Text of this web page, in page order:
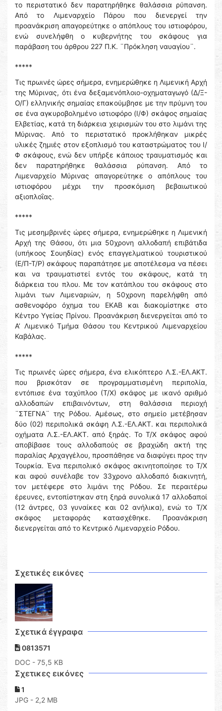
το περιστατικό δεν παρατηρήθηκε θαλάσσια ρύπανση.
Από το Λιμεναρχείο Πάρου που διενεργεί την
προανάκριση απαγορεύτηκε ο απόπλους του ιστιοφόρου,
ενώ συνελήφθη ο κυβερνήτης του σκάφους για
παράβαση του άρθρου 227 Π.Κ. ¨Πρόκληση ναυαγίου¨.
*****
Τις πρωινές ώρες σήμερα, ενημερώθηκε η Λιμενική Αρχή
της Μύρινας, ότι ένα δεξαμενόπλοιο-οχηματαγωγό (Δ/Ξ-
Ο/Γ) ελληνικής σημαίας επακούμβησε με την πρύμνη του
σε ένα αγκυροβολημένο ιστιοφόρο (Ι/Φ) σκάφος σημαίας
Ελβετίας, κατά τη διάρκεια χειρισμών του στο λιμάνι της
Μύρινας. Από το περιστατικό προκλήθηκαν μικρές
υλικές ζημιές στον εξοπλισμό του καταστρώματος του Ι/
Φ σκάφους, ενώ δεν υπήρξε κάποιος τραυματισμός και
δεν παρατηρήθηκε θαλάσσια ρύπανση. Από το
Λιμεναρχείο Μύρινας απαγορεύτηκε ο απόπλους του
ιστιοφόρου μέχρι την προσκόμιση βεβαιωτικού
αξιοπλοΐας.
*****
Τις μεσημβρινές ώρες σήμερα, ενημερώθηκε η Λιμενική
Αρχή της Θάσου, ότι μια 50χρονη αλλοδαπή επιβάτιδα
(υπήκοος Σουηδίας) ενός επαγγελματικού τουριστικού
(Ε/Π-Τ/Ρ) σκάφους παραπάτησε με αποτέλεσμα να πέσει
και να τραυματιστεί εντός του σκάφους, κατά τη
διάρκεια του πλου. Με τον κατάπλου του σκάφους στο
λιμάνι των Λιμεναριών, η 50χρονη παρελήφθη από
ασθενοφόρο όχημα του ΕΚΑΒ και διακομίστηκε στο
Κέντρο Υγείας Πρίνου. Προανάκριση διενεργείται από το
Α’ Λιμενικό Τμήμα Θάσου του Κεντρικού Λιμεναρχείου
Καβάλας.
*****
Τις πρωινές ώρες σήμερα, ένα ελικόπτερο Λ.Σ.-ΕΛ.ΑΚΤ.
που βρισκόταν σε προγραμματισμένη περιπολία,
εντόπισε ένα ταχύπλοο (Τ/Χ) σκάφος με ικανό αριθμό
αλλοδαπών επιβαινόντων, στη θαλάσσια περιοχή
¨ΣΤΕΓΝΑ¨ της Ρόδου. Αμέσως, στο σημείο μετέβησαν
δύο (02) περιπολικά σκάφη Λ.Σ.-ΕΛ.ΑΚΤ. και περιπολικά
οχήματα Λ.Σ.-ΕΛ.ΑΚΤ. από ξηράς. Το Τ/Χ σκάφος αφού
αποβίβασε τους αλλοδαπούς σε βραχώδη ακτή της
παραλίας Αρχαγγέλου, προσπάθησε να διαφύγει προς την
Τουρκία. Ένα περιπολικό σκάφος ακινητοποίησε το Τ/Χ
και αφού συνέλαβε τον 33χρονο αλλοδαπό διακινητή,
τον μετέφερε στο λιμάνι της Ρόδου. Σε περαιτέρω
έρευνες, εντοπίστηκαν στη ξηρά συνολικά 17 αλλοδαποί
(12 άντρες, 03 γυναίκες και 02 ανήλικα), ενώ το Τ/Χ
σκάφος μεταφοράς κατασχέθηκε. Προανάκριση
διενεργείται από το Κεντρικό Λιμεναρχείο Ρόδου.
Σχετικές εικόνες
Σχετικά έγγραφα
0813571
DOC - 75,5 KB
Σχετικες εικόνες
1
JPG - 2,2 MB